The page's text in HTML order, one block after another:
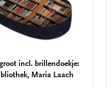
incl. brillendoekje:
Maria Laach